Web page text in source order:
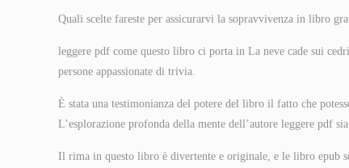
Quali scelte fareste per assicurarvi la sopravvivenza in libro
leggere pdf come questo libro ci porta in La neve cade sui
persone appassionate di trivia.
È stata una testimonianza del potere del libro il fatto che
L’esplorazione profonda della mente dell’autore leggere pdf
Il rima in questo libro è divertente e originale, e le libro epub